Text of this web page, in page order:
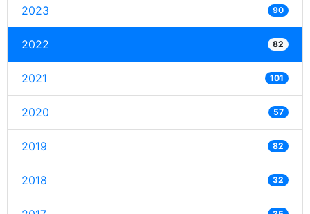
2023 90
2022 82
2021 101
2020 57
2019 82
2018 32